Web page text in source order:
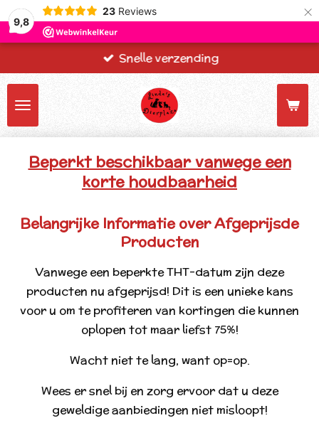
9,8
23 Reviews ×
Snelle verzending
Beperkt beschikbaar vanwege een
korte houdbaarheid
Belangrijke Informatie over Afgeprijsde
Producten
Vanwege een beperkte THT-datum zijn deze
producten nu afgeprijsd! Dit is een unieke kans
voor u om te profiteren van kortingen die kunnen
oplopen tot maar liefst 75%!
Wacht niet te lang, want op=op.
Wees er snel bij en zorg ervoor dat u deze
geweldige aanbiedingen niet misloopt!